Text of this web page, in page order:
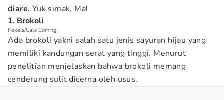
diare. Yuk simak, Ma!
1. Brokoli
Pexels/Cats Coming
Ada brokoli yakni salah satu jenis sayuran hijau yang
memiliki kandungan serat yang tinggi. Menurut
penelitian menjelaskan bahwa brokoli memang
cenderung sulit dicerna oleh usus.